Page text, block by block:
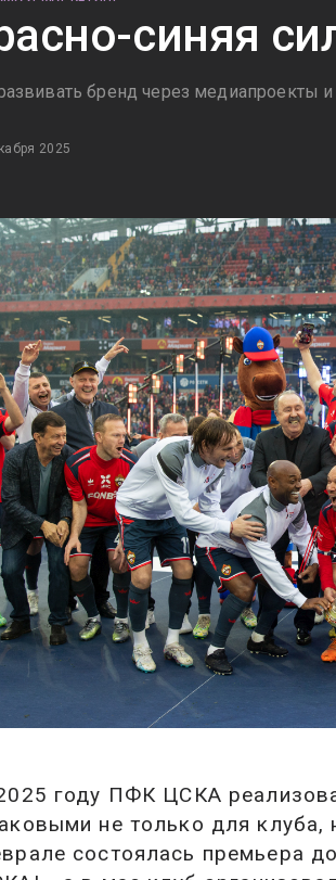
синяя
бренд через медиапроекты и
2025
году ПФК ЦСКА
не только для клуба,
состоялась премьера